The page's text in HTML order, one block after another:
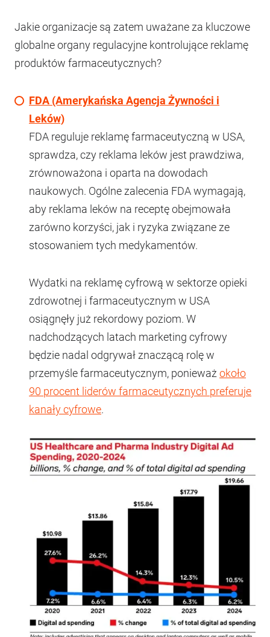
Jakie organizacje są zatem uważane za kluczowe
globalne organy regulacyjne kontrolujące reklamę
produktów farmaceutycznych?
FDA (Amerykańska Agencja Żywności i
Leków)
FDA reguluje reklamę farmaceutyczną w USA,
sprawdza, czy reklama leków jest prawdziwa,
zrównoważona i oparta na dowodach
naukowych. Ogólne zalecenia FDA wymagają,
aby reklama leków na receptę obejmowała
zarówno korzyści, jak i ryzyka związane ze
stosowaniem tych medykamentów.
Wydatki na reklamę cyfrową w sektorze opieki
zdrowotnej i farmaceutycznym w USA
osiągnęły już rekordowy poziom. W
nadchodzących latach marketing cyfrowy
będzie nadal odgrywał znaczącą rolę w
przemyśle farmaceutycznym, ponieważ około
90 procent liderów farmaceutycznych preferuje
kanały cyfrowe.